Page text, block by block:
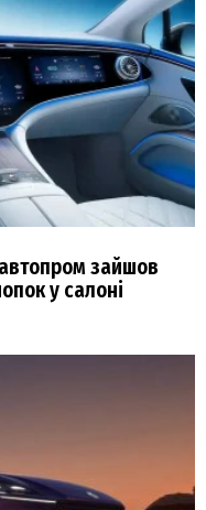
зайшов
у салоні